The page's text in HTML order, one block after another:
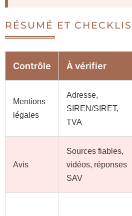
RÉSUMÉ ET
Contrôle À vérifier
Mentions
légales
Adresse,
SIREN/SIRET,
TVA
Avis
Sources fiables,
vidéos, réponses
SAV